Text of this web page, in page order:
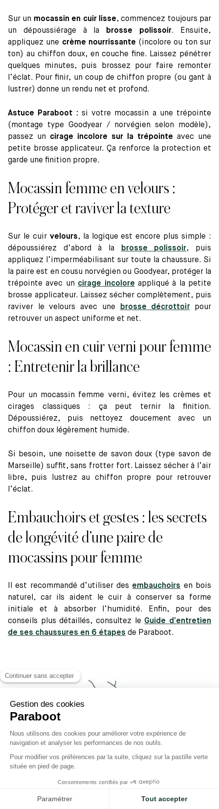
Sur un mocassin en cuir lisse, commencez toujours par
un dépoussiérage à la brosse polissoir. Ensuite,
appliquez une crème nourrissante (incolore ou ton sur
ton) au chiffon doux, en couche fine. Laissez pénétrer
quelques minutes, puis brossez pour faire remonter
l’éclat. Pour finir, un coup de chiffon propre (ou gant à
lustrer) donne un rendu net et profond.
Astuce Paraboot : si votre mocassin a une trépointe
(montage type Goodyear / norvégien selon modèle),
passez un cirage incolore sur la trépointe avec une
petite brosse applicateur. Ça renforce la protection et
garde une finition propre.
Mocassin femme en velours :
Protéger et raviver la texture
Sur le cuir velours, la logique est encore plus simple :
dépoussiérez d’abord à la brosse polissoir, puis
appliquez l’imperméabilisant sur toute la chaussure. Si
la paire est en cousu norvégien ou Goodyear, protéger la
trépointe avec un cirage incolore appliqué à la petite
brosse applicateur. Laissez sécher complètement, puis
raviver le velours avec une brosse décrottoir pour
retrouver un aspect uniforme et net.
Mocassin en cuir verni pour femme
: Entretenir la brillance
Pour un mocassin femme verni, évitez les crèmes et
cirages classiques : ça peut ternir la finition.
Dépoussiérez, puis nettoyez doucement avec un
chiffon doux légèrement humide.
Si besoin, une noisette de savon doux (type savon de
Marseille) suffit, sans frotter fort. Laissez sécher à l’air
libre, puis lustrez au chiffon propre pour retrouver
l’éclat.
Embauchoirs et gestes : les secrets
de longévité d’une paire de
mocassins pour femme
Il est recommandé d’utiliser des embauchoirs en bois
naturel, car ils aident le cuir à conserver sa forme
initiale et à absorber l’humidité. Enfin, pour des
conseils plus détaillés, consultez le Guide d’entretien
de ses chaussures en 6 étapes de Paraboot.